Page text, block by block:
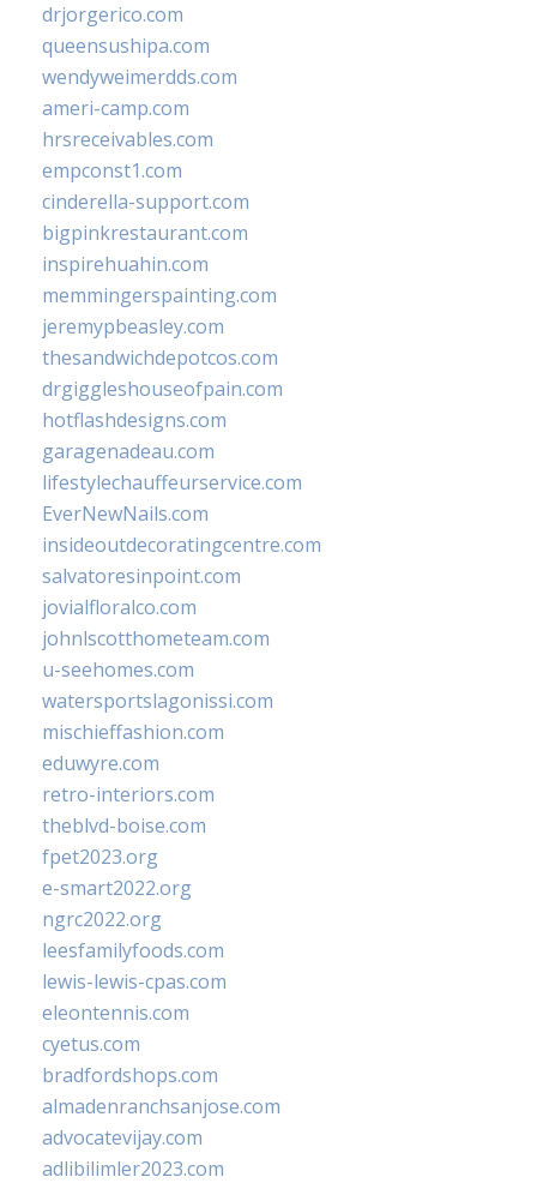
drjorgerico.com
queensushipa.com
wendyweimerdds.com
ameri-camp.com
hrsreceivables.com
empconst1.com
cinderella-support.com
bigpinkrestaurant.com
inspirehuahin.com
memmingerspainting.com
jeremypbeasley.com
thesandwichdepotcos.com
drgiggleshouseofpain.com
hotflashdesigns.com
garagenadeau.com
lifestylechauffeurservice.com
EverNewNails.com
insideoutdecoratingcentre.com
salvatoresinpoint.com
jovialfloralco.com
johnlscotthometeam.com
u-seehomes.com
watersportslagonissi.com
mischieffashion.com
eduwyre.com
retro-interiors.com
theblvd-boise.com
fpet2023.org
e-smart2022.org
ngrc2022.org
leesfamilyfoods.com
lewis-lewis-cpas.com
eleontennis.com
cyetus.com
bradfordshops.com
almadenranchsanjose.com
advocatevijay.com
adlibilimler2023.com